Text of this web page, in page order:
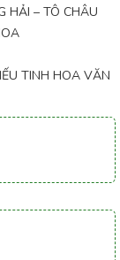
HẢI – TÔ CHÂU
TINH HOA VĂN